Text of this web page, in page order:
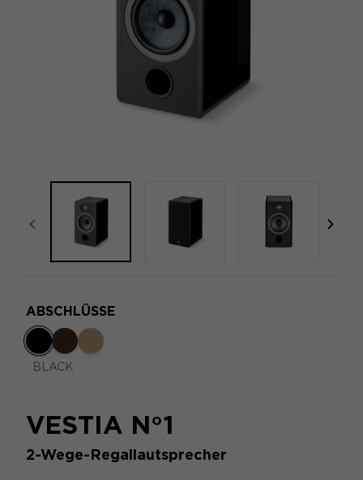
focal-naim-frontent::misc.prev_label
VESTIA N°1
2-Wege-Regallautsprecher
ABSCHLÜSSE
BLACK